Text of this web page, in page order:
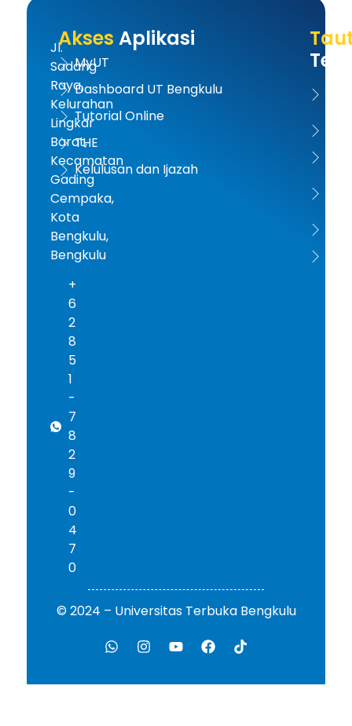
Jl.
Sadang
Raya,
Kelurahan
Lingkar
Barat,
Kecamatan
Gading
Cempaka,
Kota
Bengkulu,
Bengkulu
+
6
2
8
5
1
-
7
8
2
9
-
0
4
7
0
Akses Aplikasi
MyUT
Dashboard UT Bengkulu
Tutorial Online
THE
Kelulusan dan Ijazah
© 2024 – Universitas Terbuka Bengkulu